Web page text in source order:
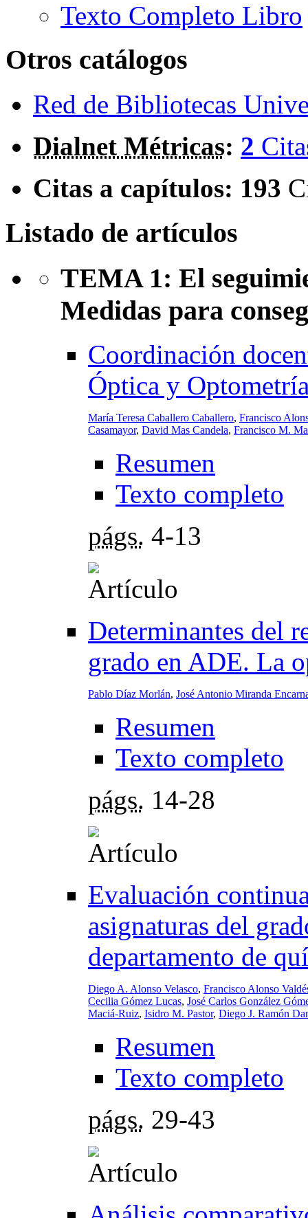
Texto Completo Libro
Otros catálogos
Red de Bibliotecas
Dialnet Métricas: 2
Citas a capítulos: 193
Listado de artículos
TEMA 1: El
Medidas para
Coordinación
Óptica y
María Teresa Caballero Caballero, Francisco
Casamayor, David Mas Candela, Francisco M.
Resumen
Texto completo
págs. 4-13
Determinantes del
grado en ADE. La
Pablo Díaz Morlán, José Antonio Miranda
Resumen
Texto completo
págs. 14-28
Evaluación
asignaturas del
departamento de
Diego A. Alonso Velasco, Francisco Alonso
Cecilia Gómez Lucas, José Carlos González
Maciá-Ruiz, Isidro M. Pastor, Diego J. Ramón
Resumen
Texto completo
págs. 29-43